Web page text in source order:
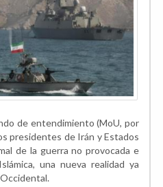
de entendimiento (MoU, por
presidentes de Irán y Estados
de la guerra no provocada e
una nueva realidad ya